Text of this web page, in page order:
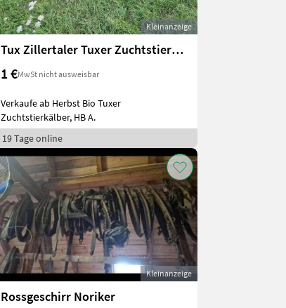
Kleinanzeige
Tux Zillertaler Tuxer Zuchtstierkälber
1 €MwSt nicht ausweisbar
Verkaufe ab Herbst Bio Tuxer
Zuchtstierkälber, HB A.
19 Tage online
Kleinanzeige
Rossgeschirr Noriker